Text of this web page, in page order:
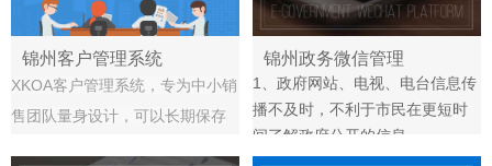
锦州客户管理系统
XKOA客户管理系统，专为中小销
售团队量身设计，可以长期保存
锦州政务微信管理
1、政府网站、电视、电台信息传
播不及时，不利于市民在更短时
间了解政府公开的信息。
2、政府形象难以树立良好形象。